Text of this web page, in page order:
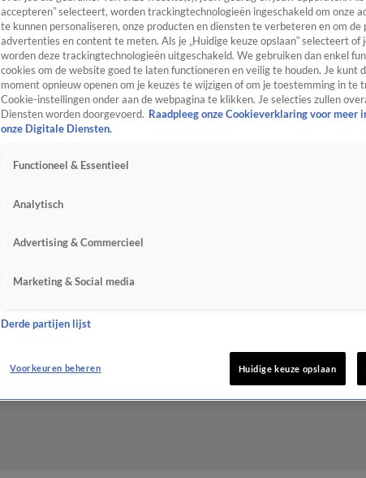
accepteren” selecteert, worden trackingtechnologieën ingeschakeld om onze
te kunnen personaliseren, onze producten en diensten te verbeteren en om de
advertenties en content te meten. Als je „Huidige keuze opslaan” selecteert
worden deze trackingtechnologieën uitgeschakeld. We gebruiken dan enkel
cookies om de website goed te laten functioneren en veilig te houden. Je kunt
moment opnieuw openen om je keuzes te wijzigen of om je toestemming in te
Cookie-instellingen onder aan de webpagina te klikken. Je selecties zullen
Diensten worden doorgevoerd. Raadpleeg onze Cookieverklaring voor meer
onze Digitale Diensten.
Functioneel & Essentieel
Analytisch
Advertising & Commercieel
Marketing & Social media
Derde partijen lijst
Voorkeuren beheren Huidige keuze opslaan